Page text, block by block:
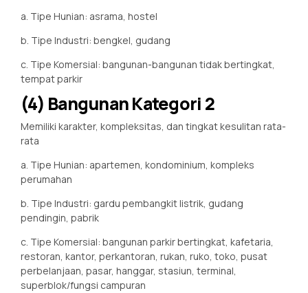
a. Tipe Hunian: asrama, hostel
b. Tipe Industri: bengkel, gudang
c. Tipe Komersial: bangunan-bangunan tidak bertingkat,
tempat parkir
(4) Bangunan Kategori 2
Memiliki karakter, kompleksitas, dan tingkat kesulitan rata-
rata
a. Tipe Hunian: apartemen, kondominium, kompleks
perumahan
b. Tipe Industri: gardu pembangkit listrik, gudang
pendingin, pabrik
c. Tipe Komersial: bangunan parkir bertingkat, kafetaria,
restoran, kantor, perkantoran, rukan, ruko, toko, pusat
perbelanjaan, pasar, hanggar, stasiun, terminal,
superblok/fungsi campuran